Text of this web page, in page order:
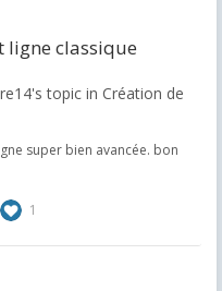
ligne classique
topic in Création de
super bien avancée. bon
1